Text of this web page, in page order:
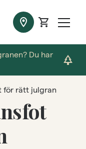
location_on shopping_cart
Du har
park
för rätt julgran